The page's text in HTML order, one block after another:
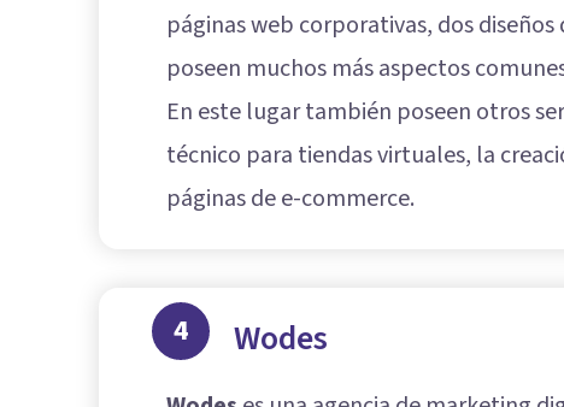
páginas web corporativas, dos
poseen muchos más aspectos
En este lugar también poseen otros
técnico para tiendas virtuales, la
páginas de e-commerce.
4 Wodes